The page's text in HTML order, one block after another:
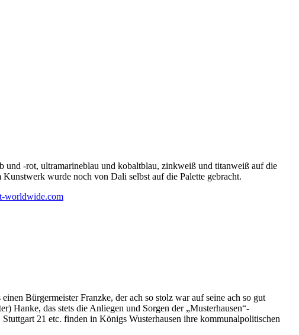
und -rot, ultramarineblau und kobaltblau, zinkweiß und titanweiß auf die
wurde noch von Dali selbst auf die Palette gebracht.
worldwide.com
Bürgermeister Franzke, der ach so stolz war auf seine ach so gut
Hanke, das stets die Anliegen und Sorgen der „Musterhausen“-
21 etc. finden in Königs Wusterhausen ihre kommunalpolitischen